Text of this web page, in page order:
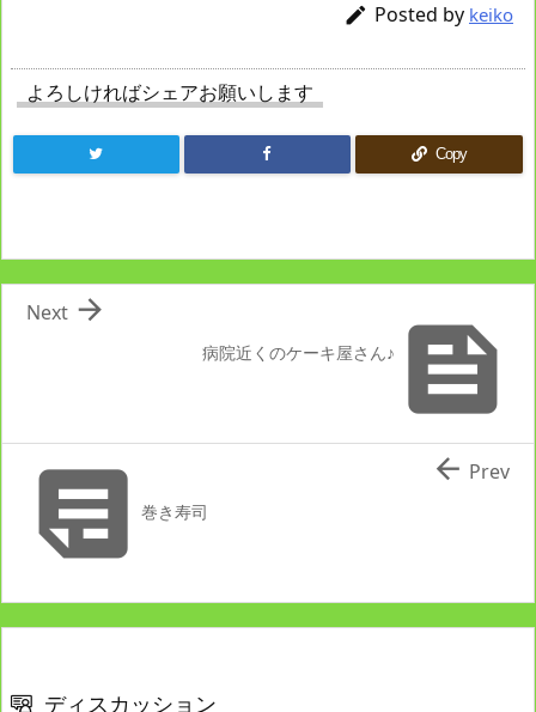
 Posted by keiko
よろしければシェアお願いします
Copy

病院近くのケーキ屋さん♪

Next
巻き寿司
 Prev
ディスカッション